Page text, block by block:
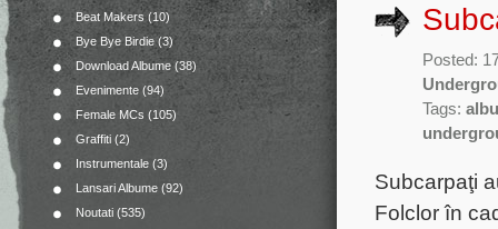
Beat Makers(10)
Bye Bye Birdie(3)
Download Albume (38)
Evenimente (94)
Female MCs (105)
Graffiti (2)
Instrumentale (3)
Lansari Albume (92)
Noutati (535)
Posted:
Tags:
Subcarpaţi
Folclor în